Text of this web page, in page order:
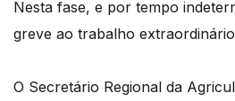
Nesta fase, e por tempo
greve ao trabalho
O Secretário Regional da